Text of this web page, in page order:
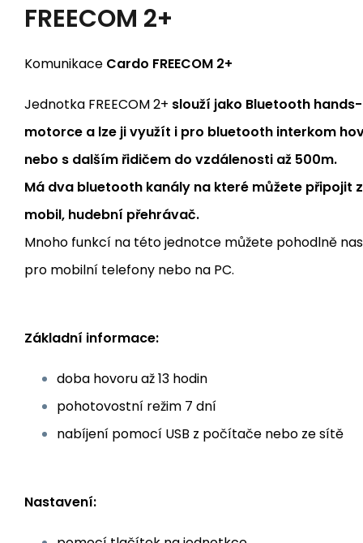
FREECOM 2+
Komunikace Cardo FREECOM 2+
Jednotka FREECOM 2+ slouží jako Bluetooth
motorce a lze ji využít i pro bluetooth interkom
nebo s dalším řidičem do vzdálenosti až 500m.
Má dva bluetooth kanály na které můžete připojit
mobil, hudební přehrávač.
Mnoho funkcí na této jednotce můžete pohodlně
pro mobilní telefony nebo na PC.
Základní informace:
doba hovoru až 13 hodin
pohotovostní režim 7 dní
nabíjení pomocí USB z počítače nebo ze sítě
Nastavení: